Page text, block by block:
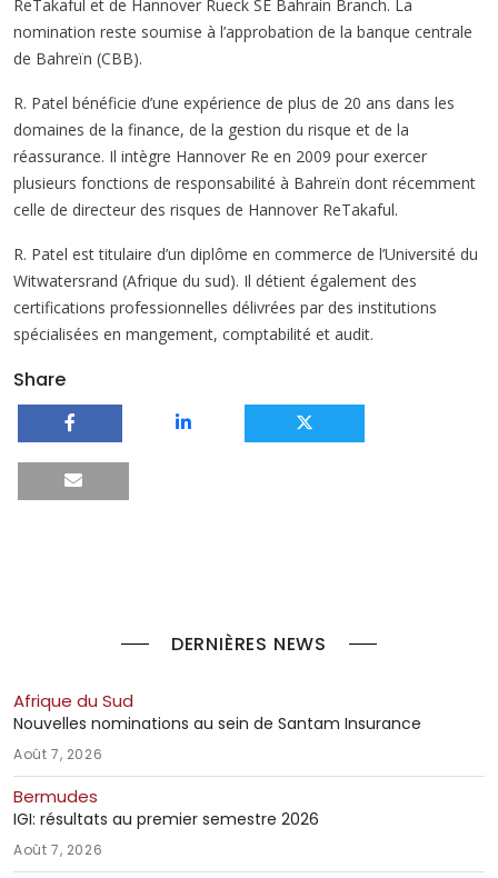
ReTakaful et de Hannover Rueck SE Bahrain Branch. La
nomination reste soumise à l’approbation de la banque centrale
de Bahreïn (CBB).
R. Patel bénéficie d’une expérience de plus de 20 ans dans les
domaines de la finance, de la gestion du risque et de la
réassurance. Il intègre Hannover Re en 2009 pour exercer
plusieurs fonctions de responsabilité à Bahreïn dont récemment
celle de directeur des risques de Hannover ReTakaful.
R. Patel est titulaire d’un diplôme en commerce de l’Université du
Witwatersrand (Afrique du sud). Il détient également des
certifications professionnelles délivrées par des institutions
spécialisées en mangement, comptabilité et audit.
Share
DERNIÈRES NEWS
Afrique du Sud
Nouvelles nominations au sein de Santam Insurance
Août 7, 2026
Bermudes
IGI: résultats au premier semestre 2026
Août 7, 2026